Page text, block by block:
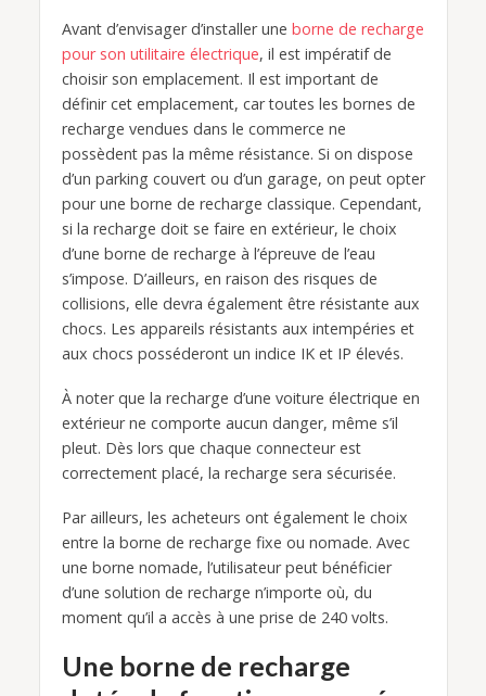
Avant d’envisager d’installer une borne de recharge
pour son utilitaire électrique, il est impératif de
choisir son emplacement. Il est important de
définir cet emplacement, car toutes les bornes de
recharge vendues dans le commerce ne
possèdent pas la même résistance. Si on dispose
d’un parking couvert ou d’un garage, on peut opter
pour une borne de recharge classique. Cependant,
si la recharge doit se faire en extérieur, le choix
d’une borne de recharge à l’épreuve de l’eau
s’impose. D’ailleurs, en raison des risques de
collisions, elle devra également être résistante aux
chocs. Les appareils résistants aux intempéries et
aux chocs posséderont un indice IK et IP élevés.
À noter que la recharge d’une voiture électrique en
extérieur ne comporte aucun danger, même s’il
pleut. Dès lors que chaque connecteur est
correctement placé, la recharge sera sécurisée.
Par ailleurs, les acheteurs ont également le choix
entre la borne de recharge fixe ou nomade. Avec
une borne nomade, l’utilisateur peut bénéficier
d’une solution de recharge n’importe où, du
moment qu’il a accès à une prise de 240 volts.
Une borne de recharge